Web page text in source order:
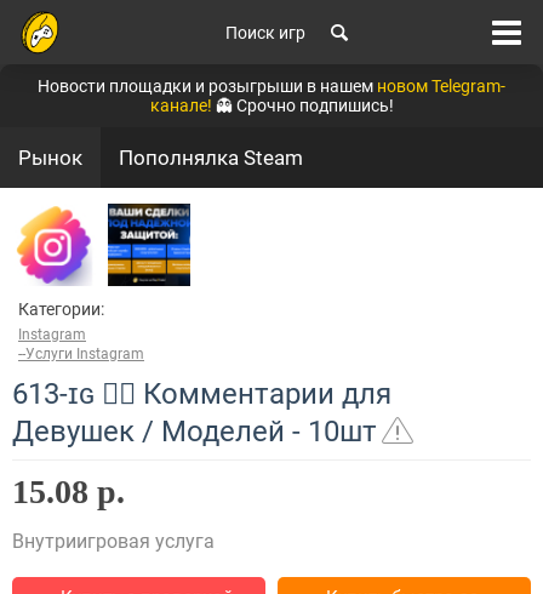
Поиск игр
Новости площадки и розыгрыши в нашем новом Telegram-
канале! 👻 Срочно подпишись!
Рынок Пополнялка Steam
Категории:
Instagram
--Услуги Instagram
613-ɪɢ 👯‍♀ Комментарии для
Девушек / Моделей - 10шт
15.08 р.
Внутриигровая услуга